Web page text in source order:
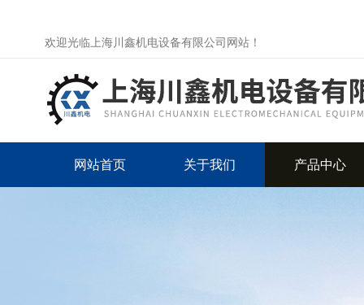
欢迎光临上海川鑫机电设备有限公司网站！
网站首页 关于我们 产品中心